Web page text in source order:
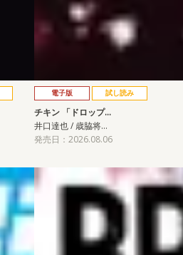
電子版 試し読み
チキン 「ドロップ…
井口達也 / 歳脇将…
発売日：2026.08.06